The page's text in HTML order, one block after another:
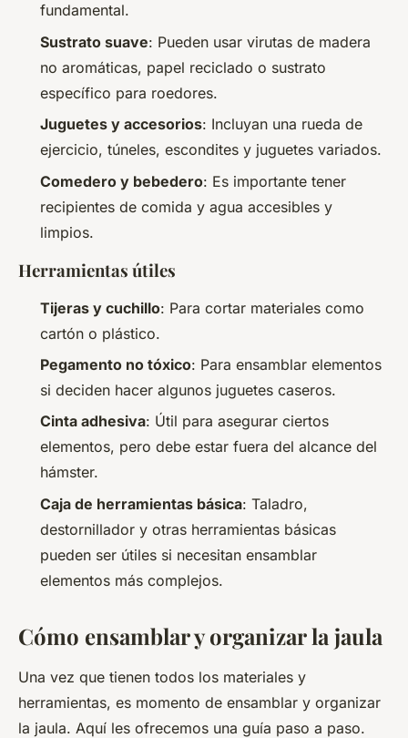
fundamental.
Sustrato suave: Pueden usar virutas de madera
no aromáticas, papel reciclado o sustrato
específico para roedores.
Juguetes y accesorios: Incluyan una rueda de
ejercicio, túneles, escondites y juguetes variados.
Comedero y bebedero: Es importante tener
recipientes de comida y agua accesibles y
limpios.
Herramientas útiles
Tijeras y cuchillo: Para cortar materiales como
cartón o plástico.
Pegamento no tóxico: Para ensamblar elementos
si deciden hacer algunos juguetes caseros.
Cinta adhesiva: Útil para asegurar ciertos
elementos, pero debe estar fuera del alcance del
hámster.
Caja de herramientas básica: Taladro,
destornillador y otras herramientas básicas
pueden ser útiles si necesitan ensamblar
elementos más complejos.
Cómo ensamblar y organizar la jaula
Una vez que tienen todos los materiales y
herramientas, es momento de ensamblar y organizar
la jaula. Aquí les ofrecemos una guía paso a paso.